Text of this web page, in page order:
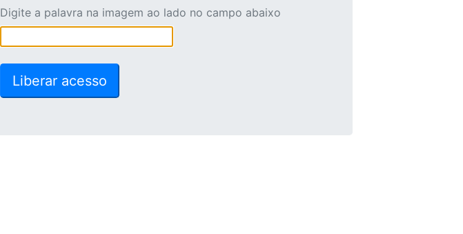
Digite a palavra na imagem ao lado no campo abaixo